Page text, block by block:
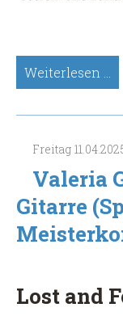
Weiterlesen …
Jacques
Stotzem
Freitag
Valeria
Gitarre
Lost and